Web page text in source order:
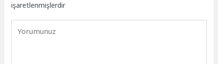
işaretlenmişlerdir